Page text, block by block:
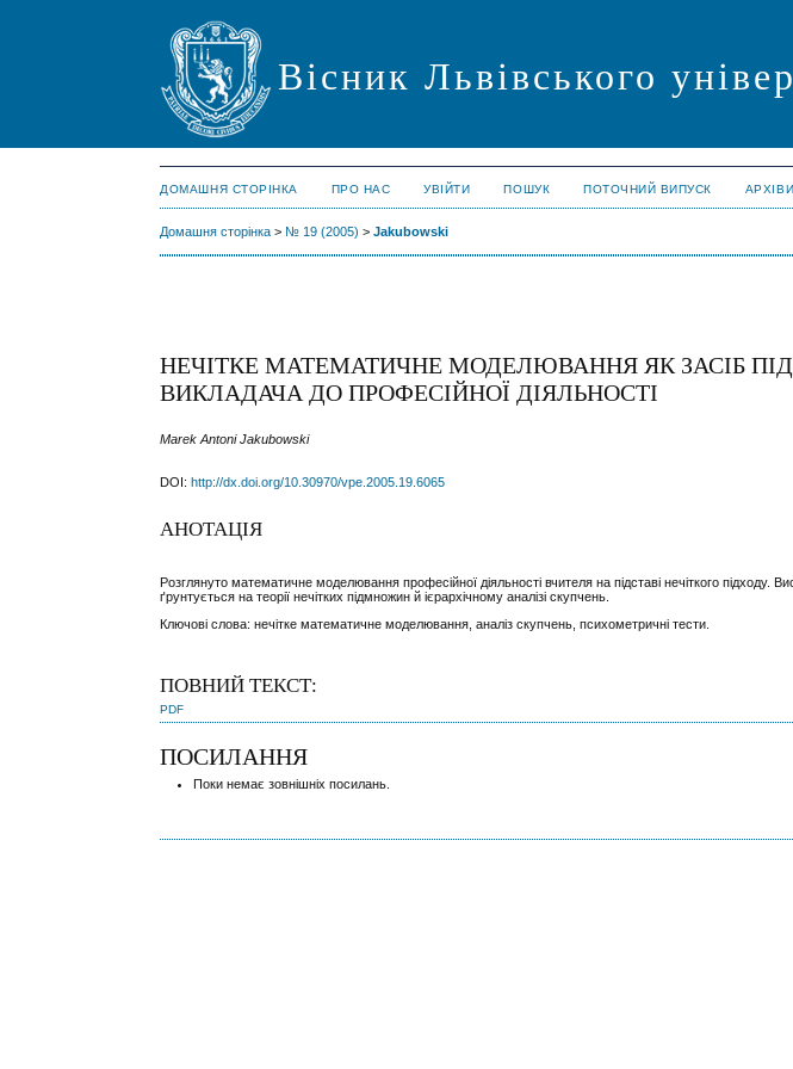
Вісник Львівського
ДОМАШНЯ СТОРІНКА ПРО НАС УВІЙТИ ПОШУК ПОТОЧНИЙ ВИПУСК АРХІВИ
Домашня сторінка > № 19 (2005) >Jakubowski
НЕЧІТКЕ МАТЕМАТИЧНЕ МОДЕЛЮВАННЯ ЯК ЗАСІБ
ВИКЛАДАЧА ДО ПРОФЕСІЙНОЇ ДІЯЛЬНОСТІ
Marek Аntoni Jakubowski
DOI:http://dx.doi.org/10.30970/vpe.2005.19.6065
АНОТАЦІЯ
Розглянуто математичне моделювання професійної діяльності вчителя на підставі нечіткого підходу.
ґрунтується на теорії нечітких підмножин й ієрархічному аналізі скупчень.
Ключові слова: нечітке математичне моделювання, аналіз скупчень, психометричні тести.
ПОВНИЙ ТЕКСТ:
PDF
ПОСИЛАННЯ
Поки немає зовнішніх посилань.